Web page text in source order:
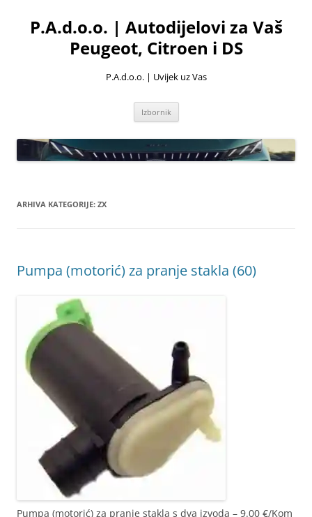
sadržaja
P.A.d.o.o. | Autodijelovi za Vaš
Peugeot, Citroen i DS
P.A.d.o.o. | Uvijek uz Vas
Izbornik
ARHIVA KATEGORIJE: ZX
Pumpa (motorić) za pranje stakla (60)
Pumpa (motorić) za pranje stakla s dva izvoda – 9.00 €/Kom